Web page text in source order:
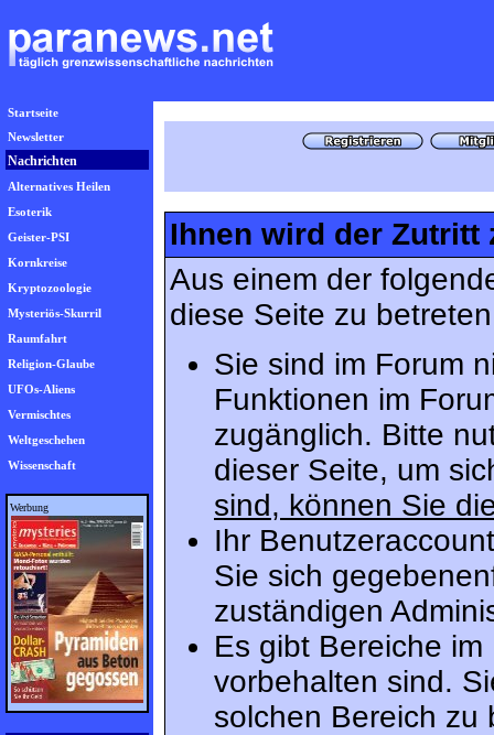
Startseite
Newsletter
Nachrichten
Alternatives Heilen
Esoterik
Geister-PSI
Kornkreise
Kryptozoologie
Mysteriös-Skurril
Raumfahrt
Religion-Glaube
UFOs-Aliens
Vermischtes
Weltgeschehen
Wissenschaft
Werbung
Ihnen wird der Zutritt
Aus einem der
diese Seite zu
Sie sind im Forum
Funktionen im
zugänglich. Bitte
dieser Seite, um
sind, können Sie
Ihr
Sie sich
zuständigen
Es gibt Bereiche
vorbehalten sind.
solchen Bereich zu